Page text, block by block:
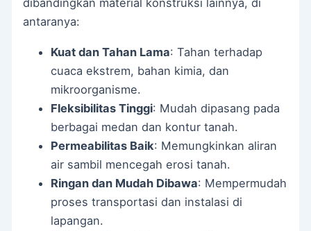
dibandingkan material konstruksi lainnya, di
antaranya:
Kuat dan Tahan Lama: Tahan terhadap
cuaca ekstrem, bahan kimia, dan
mikroorganisme.
Fleksibilitas Tinggi: Mudah dipasang pada
berbagai medan dan kontur tanah.
Permeabilitas Baik: Memungkinkan aliran
air sambil mencegah erosi tanah.
Ringan dan Mudah Dibawa: Mempermudah
proses transportasi dan instalasi di
lapangan.